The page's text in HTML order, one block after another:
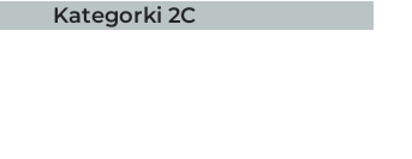
Kategorki 2C